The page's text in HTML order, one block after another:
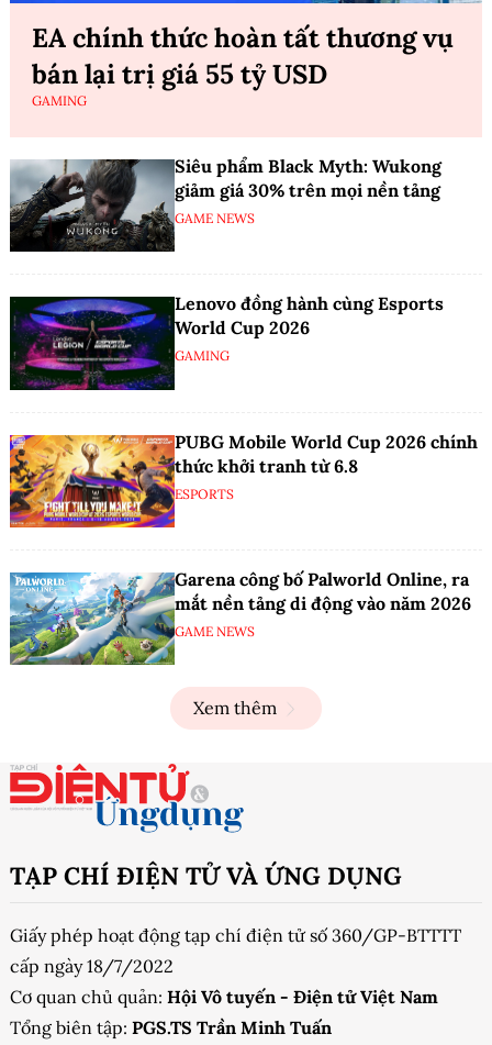
EA chính thức hoàn tất thương vụ
bán lại trị giá 55 tỷ USD
GAMING
Siêu phẩm Black Myth: Wukong
giảm giá 30% trên mọi nền tảng
GAME NEWS
Lenovo đồng hành cùng Esports
World Cup 2026
GAMING
PUBG Mobile World Cup 2026 chính
thức khởi tranh từ 6.8
ESPORTS
Garena công bố Palworld Online, ra
mắt nền tảng di động vào năm 2026
GAME NEWS
Xem thêm
TẠP CHÍ ĐIỆN TỬ VÀ ỨNG DỤNG
Giấy phép hoạt động tạp chí điện tử số 360/GP-BTTTT
cấp ngày 18/7/2022
Cơ quan chủ quản: Hội Vô tuyến - Điện tử Việt Nam
Tổng biên tập: PGS.TS Trần Minh Tuấn